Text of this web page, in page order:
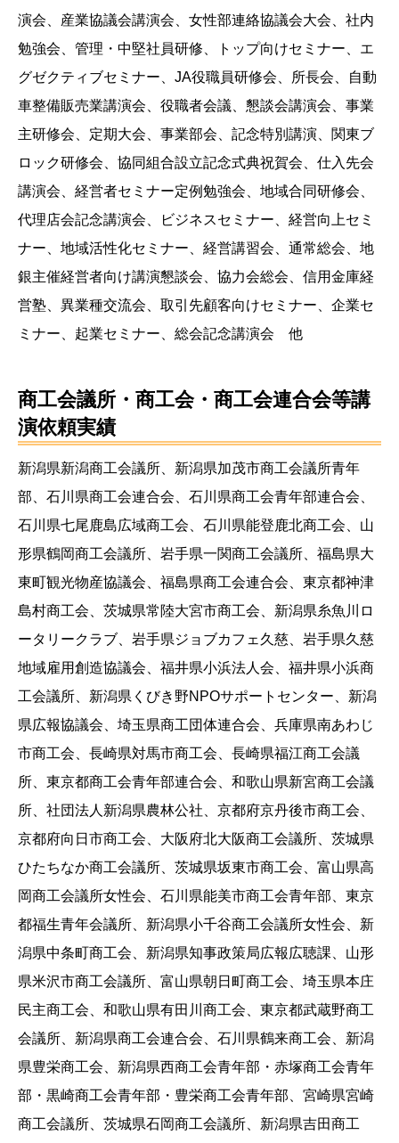
演会、産業協議会講演会、女性部連絡協議会大会、社内
勉強会、管理・中堅社員研修、トップ向けセミナー、エ
グゼクティブセミナー、JA役職員研修会、所長会、自動
車整備販売業講演会、役職者会議、懇談会講演会、事業
主研修会、定期大会、事業部会、記念特別講演、関東ブ
ロック研修会、協同組合設立記念式典祝賀会、仕入先会
講演会、経営者セミナー定例勉強会、地域合同研修会、
代理店会記念講演会、ビジネスセミナー、経営向上セミ
ナー、地域活性化セミナー、経営講習会、通常総会、地
銀主催経営者向け講演懇談会、協力会総会、信用金庫経
営塾、異業種交流会、取引先顧客向けセミナー、企業セ
ミナー、起業セミナー、総会記念講演会 他
商工会議所・商工会・商工会連合会等講
演依頼実績
新潟県新潟商工会議所、新潟県加茂市商工会議所青年
部、石川県商工会連合会、石川県商工会青年部連合会、
石川県七尾鹿島広域商工会、石川県能登鹿北商工会、山
形県鶴岡商工会議所、岩手県一関商工会議所、福島県大
東町観光物産協議会、福島県商工会連合会、東京都神津
島村商工会、茨城県常陸大宮市商工会、新潟県糸魚川ロ
ータリークラブ、岩手県ジョブカフェ久慈、岩手県久慈
地域雇用創造協議会、福井県小浜法人会、福井県小浜商
工会議所、新潟県くびき野NPOサポートセンター、新潟
県広報協議会、埼玉県商工団体連合会、兵庫県南あわじ
市商工会、長崎県対馬市商工会、長崎県福江商工会議
所、東京都商工会青年部連合会、和歌山県新宮商工会議
所、社団法人新潟県農林公社、京都府京丹後市商工会、
京都府向日市商工会、大阪府北大阪商工会議所、茨城県
ひたちなか商工会議所、茨城県坂東市商工会、富山県高
岡商工会議所女性会、石川県能美市商工会青年部、東京
都福生青年会議所、新潟県小千谷商工会議所女性会、新
潟県中条町商工会、新潟県知事政策局広報広聴課、山形
県米沢市商工会議所、富山県朝日町商工会、埼玉県本庄
民主商工会、和歌山県有田川商工会、東京都武蔵野商工
会議所、新潟県商工会連合会、石川県鶴来商工会、新潟
県豊栄商工会、新潟県西商工会青年部・赤塚商工会青年
部・黒崎商工会青年部・豊栄商工会青年部、宮崎県宮崎
商工会議所、茨城県石岡商工会議所、新潟県吉田商工